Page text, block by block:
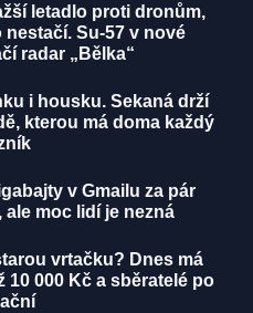
letadlo proti dronům,
Su-57 v nové
radar „Bělka“
i housku. Sekaná drží
kterou má doma každý
v Gmailu za pár
moc lidí je nezná
vrtačku? Dnes má
000 Kč a sběratelé po